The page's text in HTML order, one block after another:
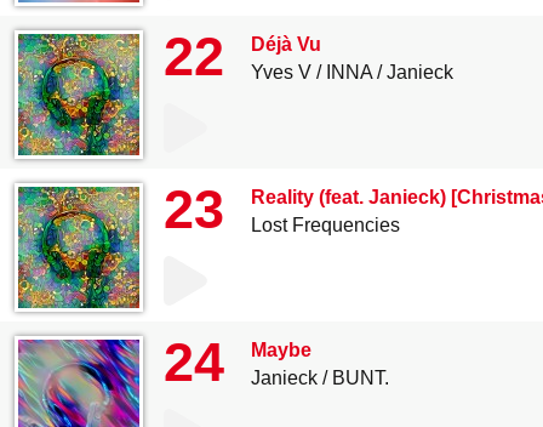
22
Déjà Vu
Yves V
INNA Janieck
23
Reality (feat. Janieck)
Lost Frequencies
24
Maybe
Janieck
BUNT.